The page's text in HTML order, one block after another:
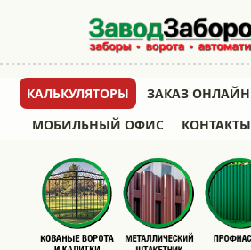
КАЛЬКУЛЯТОРЫ ЗАКАЗ ОНЛАЙН
МОБИЛЬНЫЙ ОФИС
КОНТАКТЫ